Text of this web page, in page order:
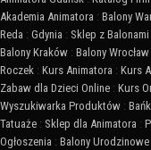
Akademia Animatora : Balony
Reda : Gdynia : Sklep z Balonami
Balony Kraków : Balony Wrocław
Roczek : Kurs Animatora : Kurs
Zabaw dla Dzieci Online : Kurs
Wyszukiwarka Produktów :
Tatuaże : Sklep dla Animatora :
Ogłoszenia : Balony Urodzinowe